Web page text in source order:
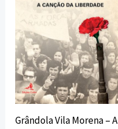
Grândola Vila Morena – A